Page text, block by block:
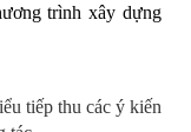
trình xây dựng
tiếp thu các ý kiến